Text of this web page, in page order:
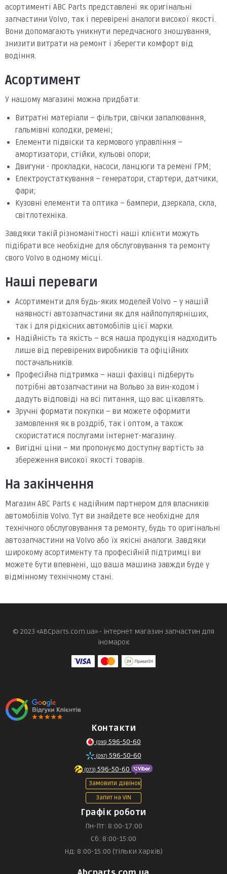
асортименті ABC Parts представлені як оригінальні
запчастини Volvo, так і перевірені аналоги високої якості.
Вони допомагають уникнути передчасного зношування,
знизити витрати на ремонт і зберегти комфорт від
водіння.
Асортимент
У нашому магазині можна придбати:
Витратні матеріали – фільтри, свічки запалювання,
гальмівні колодки, ремені;
Елементи підвіски та кермового управління –
амортизатори, стійки, кульові опори;
Двигуни - прокладки, насоси, ланцюги та ремені ГРМ;
Електроустаткування – генератори, стартери, датчики,
фари;
Кузовні елементи та оптика – бампери, дзеркала, скла,
світлотехніка.
Завдяки такій різноманітності наші клієнти можуть
підібрати все необхідне для обслуговування та ремонту
свого Volvo в одному місці.
Наші переваги
Асортименти для будь-яких моделей Volvo – у нашій
наявності автозапчастини як для найпопулярніших,
так і для рідкісних автомобілів цієї марки.
Надійність та якість – вся наша продукція надходить
лише від перевірених виробників та офіційних
постачальників.
Професійна підтримка – наші фахівці підберуть
потрібні автозапчастини на Вольво за вин-кодом і
дадуть відповіді на всі питання, що вас цікавлять.
Зручні формати покупки – ви можете оформити
замовлення як в роздріб, так і оптом, а також
скористатися послугами інтернет-магазину.
Вигідні ціни – ми пропонуємо доступну вартість за
збереження високої якості товарів.
На закінчення
Магазин ABC Parts є надійним партнером для власників
автомобілів Volvo. Тут ви знайдете все необхідне для
технічного обслуговування та ремонту, будь то оригінальні
автозапчастини на Volvo або їх якісні аналоги. Завдяки
широкому асортименту та професійній підтримці ви
можете бути впевнені, що ваша машина завжди буде у
відмінному технічному стані.
© 2023 «ABCparts.com.ua» - інтернет магазин запчастин для
іномарок
Контакти
(095) 596-50-60
(097) 596-50-60
(073) 596-50-60
Замовити дзвінок
Запит на VIN
Графік роботи
Пн-Пт: 8:00-17:00
Сб: 8:00-15:00
Нд: 8:00-15:00 (тільки Харків)